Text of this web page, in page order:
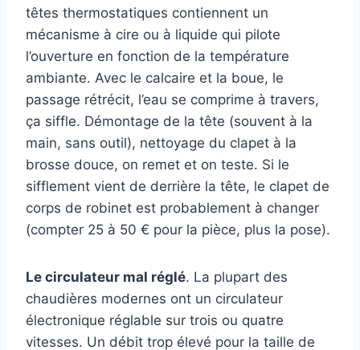
têtes thermostatiques contiennent un
mécanisme à cire ou à liquide qui pilote
l’ouverture en fonction de la température
ambiante. Avec le calcaire et la boue, le
passage rétrécit, l’eau se comprime à travers,
ça siffle. Démontage de la tête (souvent à la
main, sans outil), nettoyage du clapet à la
brosse douce, on remet et on teste. Si le
sifflement vient de derrière la tête, le clapet de
corps de robinet est probablement à changer
(compter 25 à 50 € pour la pièce, plus la pose).
Le circulateur mal réglé. La plupart des
chaudières modernes ont un circulateur
électronique réglable sur trois ou quatre
vitesses. Un débit trop élevé pour la taille de